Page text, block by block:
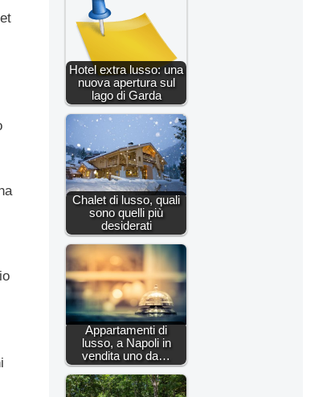
Hotel extra lusso: una
nuova apertura sul
lago di Garda
Chalet di lusso, quali
sono quelli più
desiderati
Appartamenti di
lusso, a Napoli in
vendita uno da…